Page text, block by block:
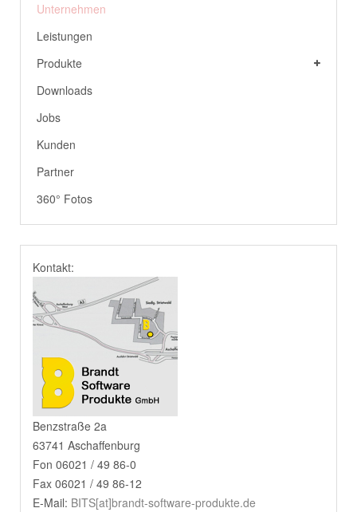
Unternehmen
Leistungen
Produkte
Downloads
Jobs
Kunden
Partner
360° Fotos
Kontakt:
Benzstraße 2a
63741 Aschaffenburg
Fon 06021 / 49 86-0
Fax 06021 / 49 86-12
E-Mail: BITS[at]brandt-software-produkte.de